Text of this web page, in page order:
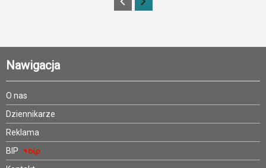
Nawigacja
O nas
Dziennikarze
Reklama
BIP